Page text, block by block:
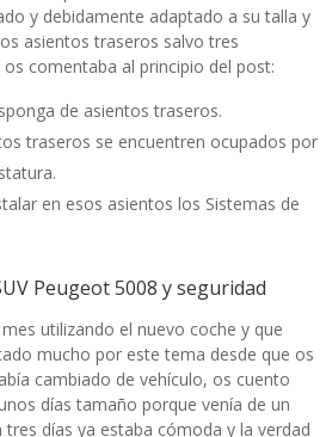
y debidamente adaptado a su talla y
asientos traseros salvo tres
comentaba al principio del post:
de asientos traseros.
traseros se encuentren ocupados por
en esos asientos los Sistemas de
Peugeot 5008 y seguridad
utilizando el nuevo coche y que
mucho por este tema desde que os
cambiado de vehículo, os cuento
días tamaño porque venía de un
tres días ya estaba cómoda y la verdad